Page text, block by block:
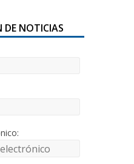
DE NOTICIAS